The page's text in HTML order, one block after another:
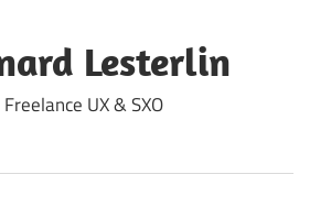
Lesterlin
Freelance UX & SXO